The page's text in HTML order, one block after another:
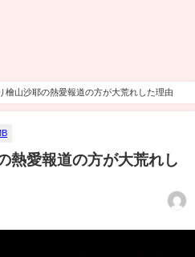
檜山沙耶の熱愛報道の方が大荒れした理由
熱愛報道の方が大荒れし